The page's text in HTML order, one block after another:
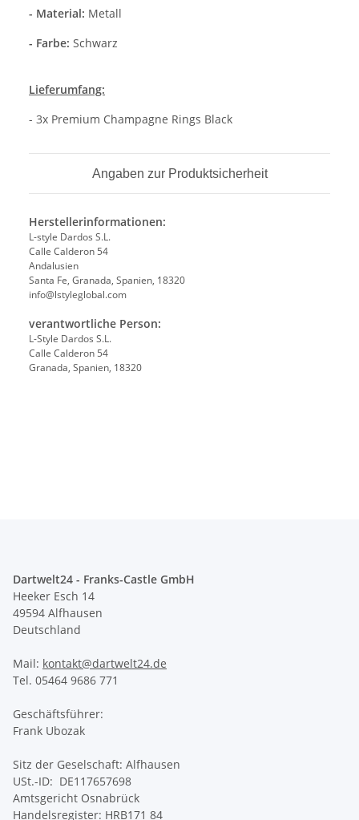
- Material: Metall
- Farbe: Schwarz
Lieferumfang:
- 3x Premium Champagne Rings Black
Angaben zur Produktsicherheit
Herstellerinformationen:
L-style Dardos S.L.
Calle Calderon 54
Andalusien
Santa Fe, Granada, Spanien, 18320
info@lstyleglobal.com
verantwortliche Person:
L-Style Dardos S.L.
Calle Calderon 54
Granada, Spanien, 18320
Dartwelt24 - Franks-Castle GmbH
Heeker Esch 14
49594 Alfhausen
Deutschland
Mail: kontakt@dartwelt24.de
Tel. 05464 9686 771
Geschäftsführer:
Frank Ubozak
Sitz der Geselschaft: Alfhausen
USt.-ID: DE117657698
Amtsgericht Osnabrück
Handelsregister: HRB171 84